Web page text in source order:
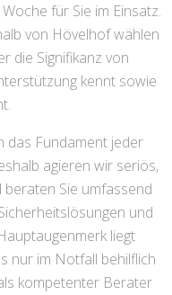
für Sie im Einsatz.
von Hövelhof wählen
die Signifikanz von
kennt sowie
das Fundament jeder
agieren wir seriös,
Sie umfassend
und
liegt
nur im Notfall behilflich
kompetenter Berater